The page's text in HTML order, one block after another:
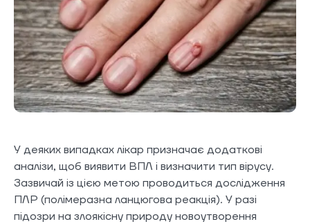
У деяких випадках лікар призначає додаткові
аналізи, щоб виявити ВПЛ і визначити тип вірусу.
Зазвичай із цією метою проводиться дослідження
ПЛР (полімеразна ланцюгова реакція). У разі
підозри на злоякісну природу новоутворення